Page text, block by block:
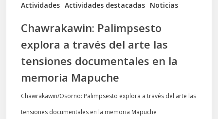
Actividades Actividades destacadas Noticias
memoria
Mapuche
Chawrakawin: Palimpsesto
explora a través del arte las
tensiones documentales en la
memoria Mapuche
Chawrakawin/Osorno: Palimpsesto explora a través del arte las
tensiones documentales en la memoria Mapuche